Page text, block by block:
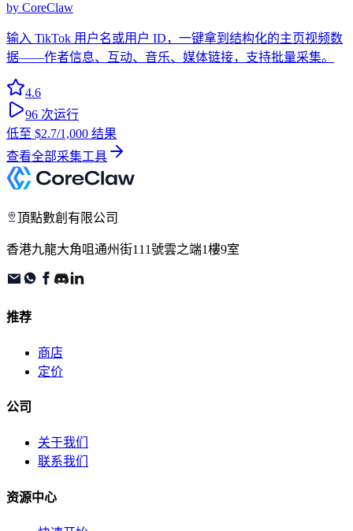
by CoreClaw
输入 TikTok 用户名或用户 ID，一键拿到结构化的主页视频数
据——作者信息、互动、音乐、媒体链接，支持批量采集。
4.6
96 次运行
低至 $2.7/1,000 结果
查看全部采集工具
頂點數創有限公司
香港九龍大角咀通州街111號雲之端1樓9室
推荐
商店
定价
公司
关于我们
联系我们
资源中心